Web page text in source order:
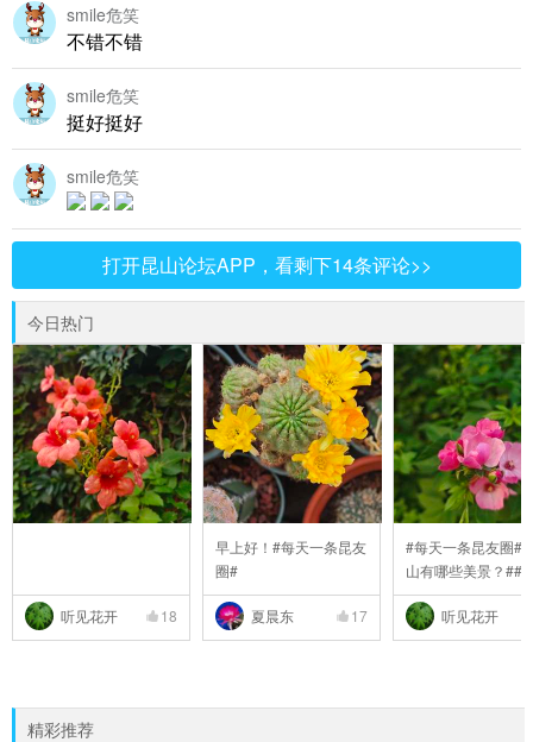
smile危笑
不错不错
smile危笑
挺好挺好
smile危笑
打开昆山论坛APP，看剩下14条评论>>
今日热门
听见花开 18
早上好！#每天一条昆友
圈#
夏晨东 17
#每天一条昆友圈
山有哪些美景？##
..
听见花开
精彩推荐